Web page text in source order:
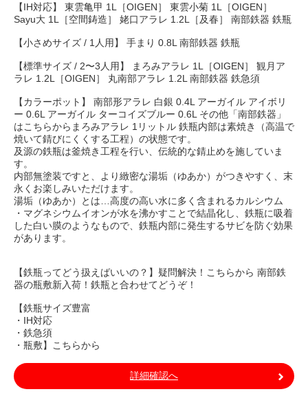
【IH対応】 東雲亀甲 1L［OIGEN］ 東雲小菊 1L［OIGEN］
Sayu大 1L［空間鋳造］ 姥口アラレ 1.2L［及春］ 南部鉄器 鉄瓶
【小さめサイズ / 1人用】 手まり 0.8L 南部鉄器 鉄瓶
【標準サイズ / 2〜3人用】 まろみアラレ 1L［OIGEN］ 観月ア
ラレ 1.2L［OIGEN］ 丸南部アラレ 1.2L 南部鉄器 鉄急須
【カラーポット】 南部形アラレ 白銀 0.4L アーガイル アイボリ
ー 0.6L アーガイル ターコイズブルー 0.6L その他「南部鉄器」
はこちらからまろみアラレ 1リットル 鉄瓶内部は素焼き（高温で
焼いて錆びにくくする工程）の状態です。
及源の鉄瓶は釜焼き工程を行い、伝統的な錆止めを施していま
す。
内部無塗装ですと、より緻密な湯垢（ゆあか）がつきやすく、末
永くお楽しみいただけます。
湯垢（ゆあか）とは…高度の高い水に多く含まれるカルシウム
・マグネシウムイオンが水を沸かすことで結晶化し、鉄瓶に吸着
した白い膜のようなもので、鉄瓶内部に発生するサビを防ぐ効果
があります。
【鉄瓶ってどう扱えばいいの？】疑問解決！こちらから 南部鉄
器の瓶敷新入荷！鉄瓶と合わせてどうぞ！
【鉄瓶サイズ豊富
・IH対応
・鉄急須
・瓶敷】こちらから
詳細確認へ